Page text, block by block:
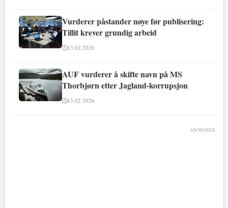
Vurderer påstander nøye før publisering:
Tillit krever grundig arbeid
13.02.2026
AUF vurderer å skifte navn på MS
Thorbjørn etter Jagland-korrupsjon
13.02.2026
ANNONSE